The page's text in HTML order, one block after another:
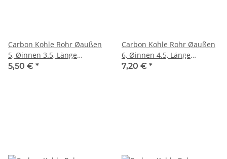
Carbon Kohle Rohr Øaußen
5, Øinnen 3.5, Länge
1000mm
5,50 € *
Carbon Kohle Rohr Øaußen
6, Øinnen 4.5, Länge
1000mm
7,20 € *